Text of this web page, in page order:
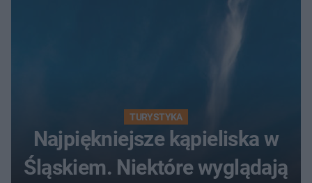
TURYSTYKA
Najpiękniejsze kąpieliska w
Śląskiem. Niektóre wyglądają